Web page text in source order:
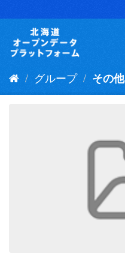
キ
グループ その他